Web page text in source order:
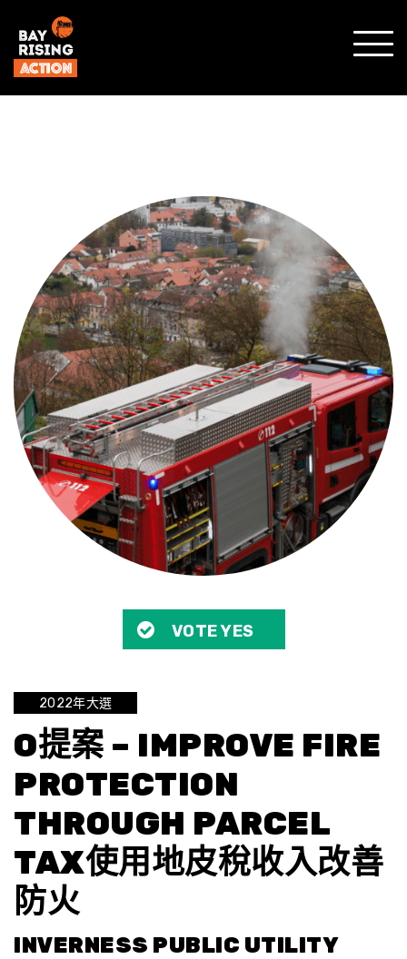
MENU
VOTE YES
2022年大選
O提案 – IMPROVE FIRE
PROTECTION
THROUGH PARCEL
TAX使用地皮稅收入改善
防火
INVERNESS PUBLIC UTILITY